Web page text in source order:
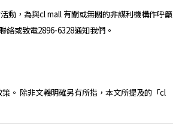
動，為與cl mall 有關或無關的非謀利機構作呼籲
或致電2896-6328通知我們。
。 除非文義明確另有所指，本文所提及的「cl